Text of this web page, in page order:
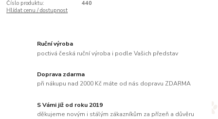
Číslo produktu:
440
Hlídat cenu / dostupnost
Ruční výroba
poctivá česká ruční výroba i podle Vašich představ
Doprava zdarma
při nákupu nad 2000 Kč máte od nás dopravu ZDARMA
S Vámi již od roku 2019
děkujeme novým i stálým zákazníkům za přízeň a důvěru